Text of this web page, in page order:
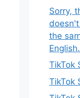
Sorry,
the
English.
TikTok
TikTok